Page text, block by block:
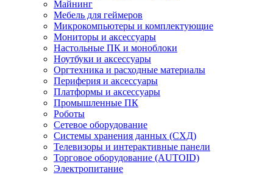
Майнинг
Мебель для геймеров
Микрокомпьютеры и комплектующие
Мониторы и аксессуары
Настольные ПК и моноблоки
Ноутбуки и аксессуары
Оргтехника и расходные материалы
Периферия и аксессуары
Платформы и аксессуары
Промышленные ПК
Роботы
Сетевое оборудование
Системы хранения данных (СХД)
Телевизоры и интерактивные панели
Торговое оборудование (AUTOID)
Электропитание